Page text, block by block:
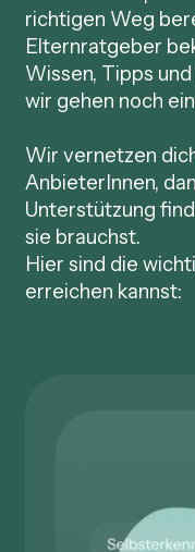
richtigen Weg
Elternratgeber
Wissen, Tipps
wir gehen noch
Wir vernetzen
AnbieterInnen,
Unterstützung
sie brauchst.
Hier sind die
erreichen kannst: